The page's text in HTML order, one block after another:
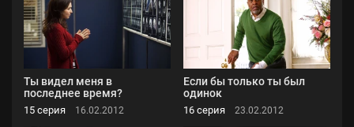
Ты видел меня в
последнее время?
15 серия 16.02.2012
Если бы только ты был
одинок
16 серия 23.02.2012